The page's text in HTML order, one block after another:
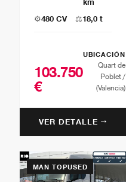
⚙️480 CV ⚖️18,0 t
103.750
€
UBICACIÓN
Quart de
Poblet /
(Valencia)
VER DETALLE →
MAN TOPUSED